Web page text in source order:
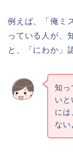
例えば、「俺ミ
っている人が、
と、「にわか」
知っ
いと
には
ない